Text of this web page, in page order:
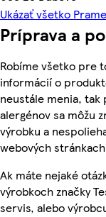
Ukázať všetko
Príprava a
Robíme všetko pre
informácií o
neustále menia, tak
alergénov sa môžu
výrobku a
webových
Ak máte nejaké
výrobkoch značky
servis, alebo